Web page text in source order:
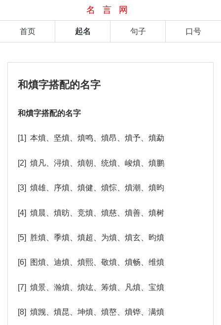
名言网
首页 起名 句子 口号
和燌字搭配的名字
和燌字搭配的名字
[1] 本燌、坚燌、燌鸣、燌昂、燌予、燌勐
[2] 燌凡、浔燌、燌朝、统燌、峻燌、燌鹏
[3] 燌雄、序燌、燌健、燌悰、燌潮、燌昀
[4] 燌晨、燌昉、竞燌、燌慈、燌善、燌树
[5] 胜燌、季燌、燌超、为燌、燌玄、昀燌
[6] 图燌、迪燌、燌熙、敬燌、燌畅、维燌
[7] 燌景、瀚燌、燌竑、筹燌、凡燌、宝燌
[8] 燌觊、燌昆、坤燌、燌嶅、燌铧、满燌